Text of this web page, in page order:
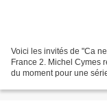
Voici les invités de "Ca
France 2. Michel Cymes
du moment pour une